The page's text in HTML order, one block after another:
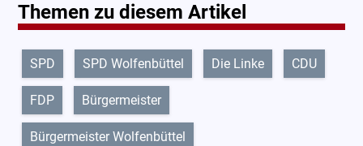
Themen zu diesem Artikel
SPD SPD Wolfenbüttel Die Linke CDU
FDP Bürgermeister
Bürgermeister Wolfenbüttel